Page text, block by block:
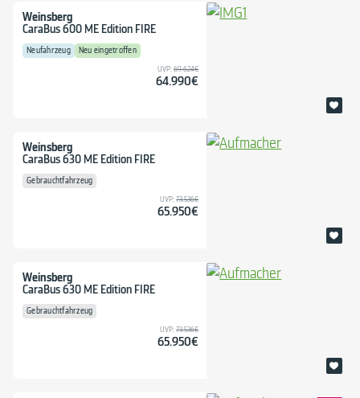
Weinsberg
CaraBus 600 ME Edition FIRE
Neufahrzeug Neu eingetroffen
UVP:69.624€
64.990€
Weinsberg
CaraBus 630 ME Edition FIRE
Gebrauchtfahrzeug
UVP:73.536€
65.950€
Weinsberg
CaraBus 630 ME Edition FIRE
Gebrauchtfahrzeug
UVP:73.536€
65.950€